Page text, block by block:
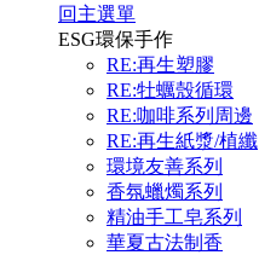
回主選單
ESG環保手作
RE:再生塑膠
RE:牡蠣殼循環
RE:咖啡系列周邊
RE:再生紙漿/植纖
環境友善系列
香氛蠟燭系列
精油手工皂系列
華夏古法制香